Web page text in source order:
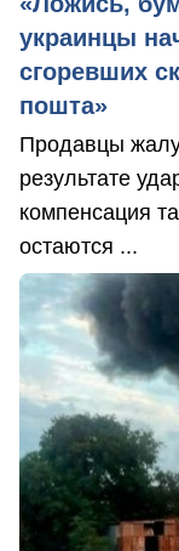
украинцы
сгоревших
пошта»
Продавцы
результате
компенсация
остаются ...